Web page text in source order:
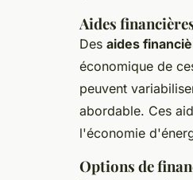
Aides
Des aides
économique de
peuvent
abordable. Ces
l'économie
Options de